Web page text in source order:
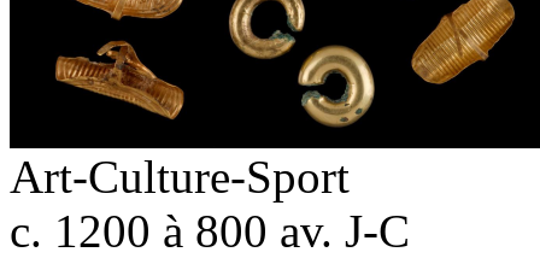
Art-Culture-Sport
c. 1200 à 800 av. J-C